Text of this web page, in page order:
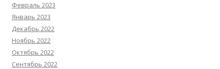
Февраль 2023
Январь 2023
Декабрь 2022
Ноябрь 2022
Октябрь 2022
Сентябрь 2022